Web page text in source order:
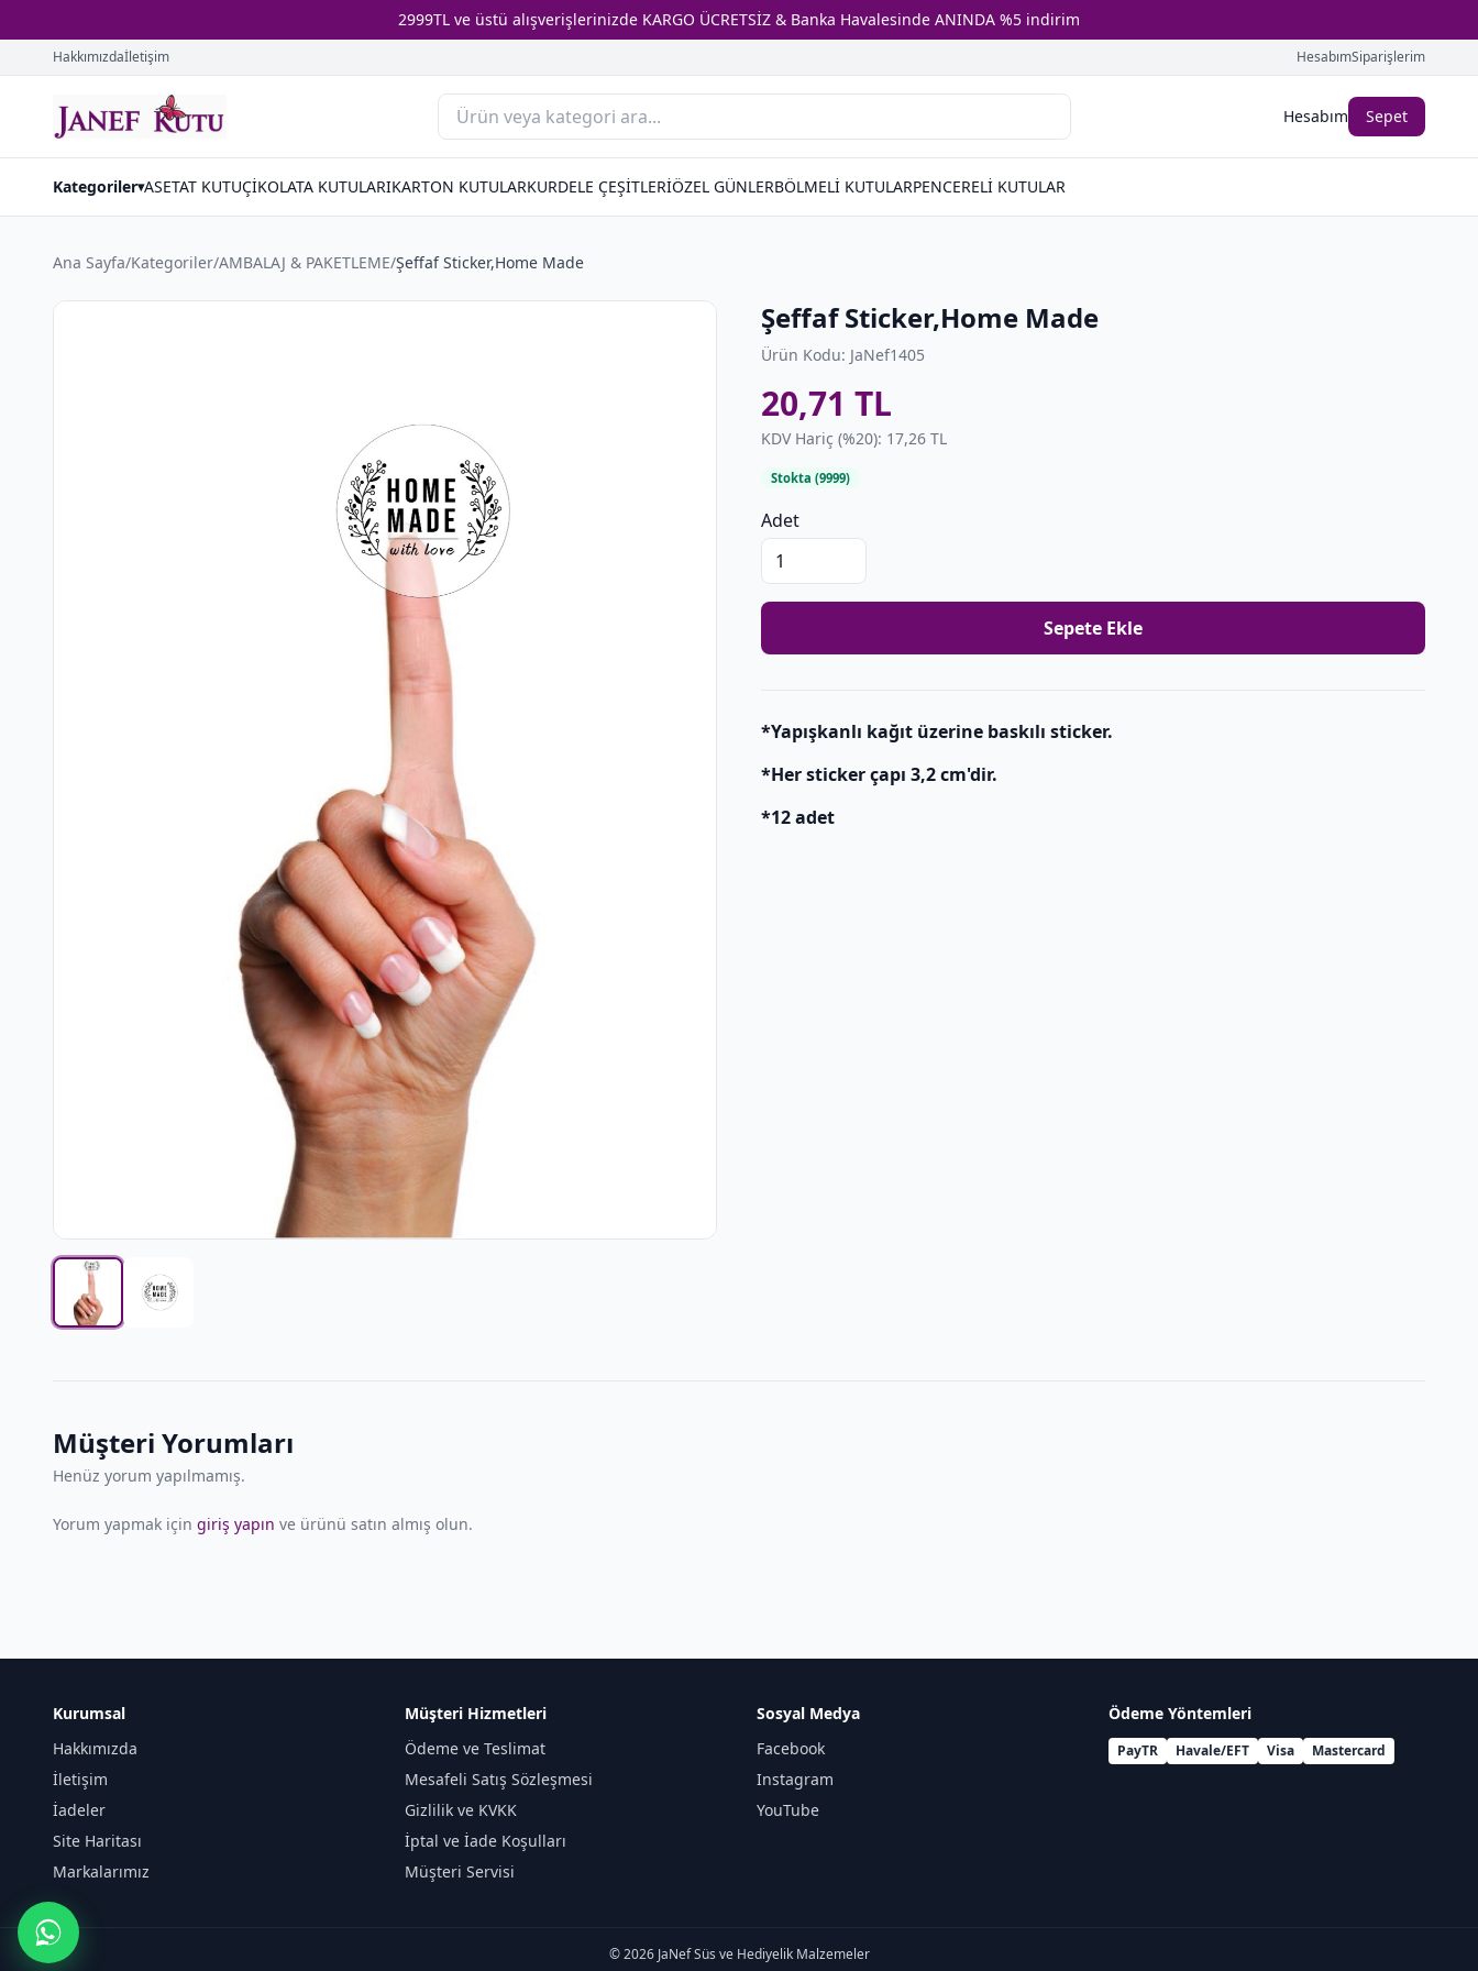
2999TL ve üstü alışverişlerinizde KARGO ÜCRETSİZ & Banka Havalesinde ANINDA %5 indirim
Hakkımızdaİletişim HesabımSiparişlerim
Hesabım Sepet
Kategoriler▾ASETAT KUTUÇİKOLATA KUTULARIKARTON KUTULARKURDELE ÇEŞİTLERİÖZEL GÜNLERBÖLMELİ KUTULARPENCERELİ KUTULAR
Ana Sayfa/Kategoriler/AMBALAJ & PAKETLEME/Şeffaf Sticker,Home Made
Şeffaf Sticker,Home Made
Ürün Kodu: JaNef1405
20,71 TL
KDV Hariç (%20): 17,26 TL
Stokta (9999)
Adet
Sepete Ekle
*Yapışkanlı kağıt üzerine baskılı sticker.
*Her sticker çapı 3,2 cm'dir.
*12 adet
Müşteri Yorumları
Henüz yorum yapılmamış.
Yorum yapmak için giriş yapın ve ürünü satın almış olun.
Kurumsal
Hakkımızda
İletişim
İadeler
Site Haritası
Markalarımız
Müşteri Hizmetleri
Ödeme ve Teslimat
Mesafeli Satış Sözleşmesi
Gizlilik ve KVKK
İptal ve İade Koşulları
Müşteri Servisi
Sosyal Medya
Facebook
Instagram
YouTube
Ödeme Yöntemleri
PayTR Havale/EFT Visa Mastercard
© 2026 JaNef Süs ve Hediyelik Malzemeler